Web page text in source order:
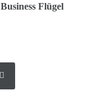
Flügel